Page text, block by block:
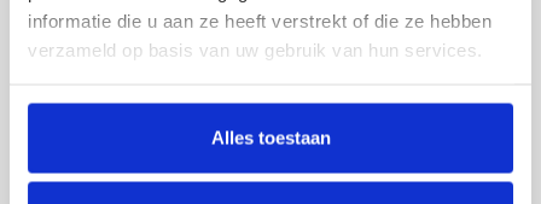
informatie die u aan ze heeft verstrekt of die ze hebben
verzameld op basis van uw gebruik van hun services.
Alles toestaan